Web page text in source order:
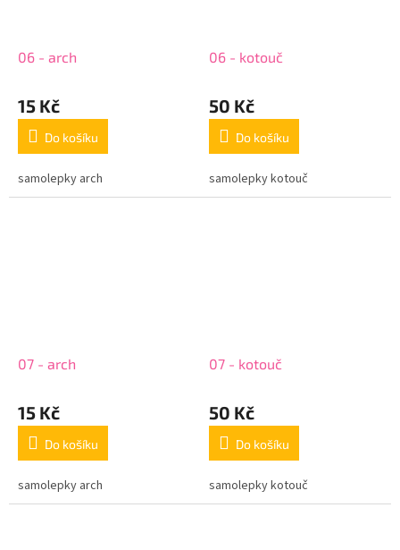
06 - arch
15 Kč
Do košíku
samolepky arch
06 - kotouč
50 Kč
Do košíku
samolepky kotouč
07 - arch
15 Kč
Do košíku
samolepky arch
07 - kotouč
50 Kč
Do košíku
samolepky kotouč